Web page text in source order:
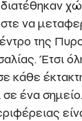
να
της
Έτσι
κάθε
ένα σημείο.